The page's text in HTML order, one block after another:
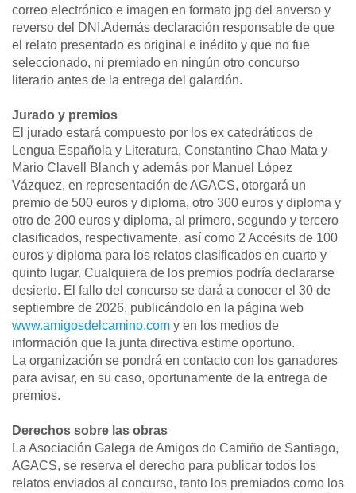
correo electrónico e imagen en formato jpg del anverso y
reverso del DNI.Además declaración responsable de que
el relato presentado es original e inédito y que no fue
seleccionado, ni premiado en ningún otro concurso
literario antes de la entrega del galardón.
Jurado y premios
El jurado estará compuesto por los ex catedráticos de
Lengua Española y Literatura, Constantino Chao Mata y
Mario Clavell Blanch y además por Manuel López
Vázquez, en representación de AGACS, otorgará un
premio de 500 euros y diploma, otro 300 euros y diploma y
otro de 200 euros y diploma, al primero, segundo y tercero
clasificados, respectivamente, así como 2 Accésits de 100
euros y diploma para los relatos clasificados en cuarto y
quinto lugar. Cualquiera de los premios podría declararse
desierto. El fallo del concurso se dará a conocer el 30 de
septiembre de 2026, publicándolo en la página web
www.amigosdelcamino.com y en los medios de
información que la junta directiva estime oportuno.
La organización se pondrá en contacto con los ganadores
para avisar, en su caso, oportunamente de la entrega de
premios.
Derechos sobre las obras
La Asociación Galega de Amigos do Camiño de Santiago,
AGACS, se reserva el derecho para publicar todos los
relatos enviados al concurso, tanto los premiados como los